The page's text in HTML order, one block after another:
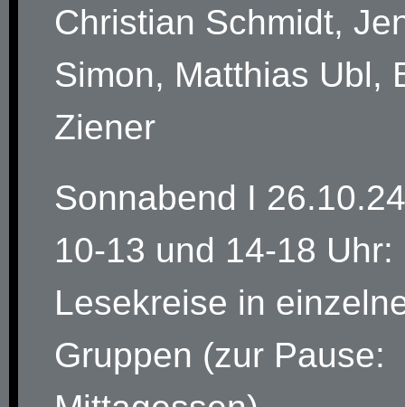
Christian Schmidt,
Simon, Matthias Ubl,
Ziener
Sonnabend I 26.10.24
10-13 und 14-18 Uhr:
Lesekreise in
Gruppen (zur Pause: